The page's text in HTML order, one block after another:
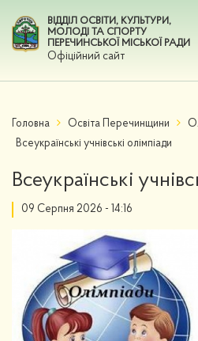
ВІДДІЛ ОСВІТИ, КУЛЬТУРИ,
МОЛОДІ ТА СПОРТУ
ПЕРЕЧИНСЬКОЇ МІСЬКОЇ РАДИ
Офіційний сайт
Головна Освіта Перечинщини
Всеукраїнські учнівські олімпіади
Всеукраїнські
09 Серпня 2026 - 14:16